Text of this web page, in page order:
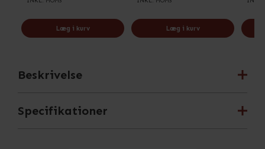
Læg i kurv Læg i kurv
Beskrivelse
Specifikationer